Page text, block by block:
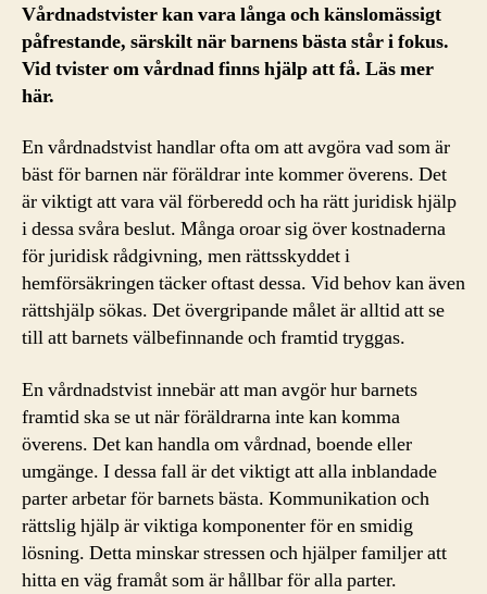
Vårdnadstvister kan vara långa och känslomässigt
påfrestande, särskilt när barnens bästa står i fokus.
Vid tvister om vårdnad finns hjälp att få. Läs mer
här.
En vårdnadstvist handlar ofta om att avgöra vad som är
bäst för barnen när föräldrar inte kommer överens. Det
är viktigt att vara väl förberedd och ha rätt juridisk hjälp
i dessa svåra beslut. Många oroar sig över kostnaderna
för juridisk rådgivning, men rättsskyddet i
hemförsäkringen täcker oftast dessa. Vid behov kan även
rättshjälp sökas. Det övergripande målet är alltid att se
till att barnets välbefinnande och framtid tryggas.
En vårdnadstvist innebär att man avgör hur barnets
framtid ska se ut när föräldrarna inte kan komma
överens. Det kan handla om vårdnad, boende eller
umgänge. I dessa fall är det viktigt att alla inblandade
parter arbetar för barnets bästa. Kommunikation och
rättslig hjälp är viktiga komponenter för en smidig
lösning. Detta minskar stressen och hjälper familjer att
hitta en väg framåt som är hållbar för alla parter.